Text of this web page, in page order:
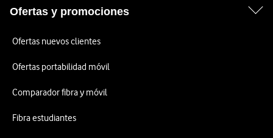
Ofertas y promociones
Ofertas nuevos clientes
Ofertas portabilidad móvil
Comparador fibra y móvil
Fibra estudiantes